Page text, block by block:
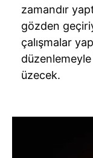
zamandır
gözden
çalışmalar
üzecek.